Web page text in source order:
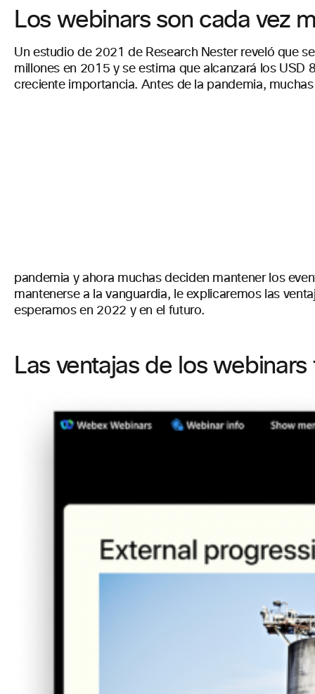
Los webinars son cada vez
Un estudio de 2021 de Research Nester reveló que
millones en 2015 y se estima que alcanzará los
creciente importancia. Antes de la pandemia,
pandemia y ahora muchas deciden mantener los
mantenerse a la vanguardia, le explicaremos las
esperamos en 2022 y en el futuro.
Las ventajas de los